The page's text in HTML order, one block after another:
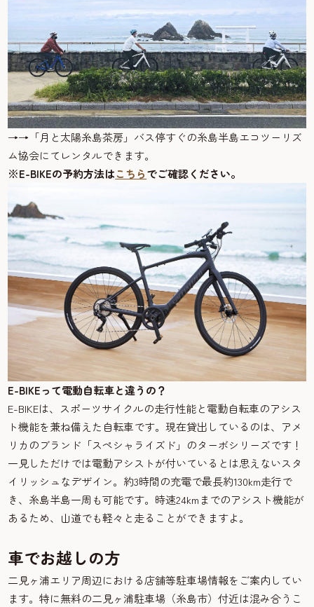
→→「月と太陽糸島茶房」バス停すぐの糸島半島エコツーリズ
ム協会にてレンタルできます。
※E-BIKEの予約方法はこちらでご確認ください。
E-BIKEって電動自転車と違うの？
E-BIKEは、スポーツサイクルの走行性能と電動自転車のアシス
ト機能を兼ね備えた自転車です。現在貸出しているのは、アメ
リカのブランド「スペシャライズド」のターボシリーズです！
一見しただけでは電動アシストが付いているとは思えないスタ
イリッシュなデザイン。約3時間の充電で最長約130km走行で
き、糸島半島一周も可能です。時速24kmまでのアシスト機能が
あるため、山道でも軽々と走ることができますよ。
車でお越しの方
二見ヶ浦エリア周辺における店舗等駐車場情報をご案内してい
ます。特に無料の二見ヶ浦駐車場（糸島市）付近は混み合うこ